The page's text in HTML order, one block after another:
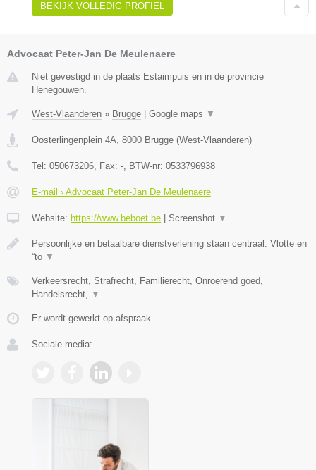
BEKIJK VOLLEDIG PROFIEL
Advocaat Peter-Jan De Meulenaere
Niet gevestigd in de plaats Estaimpuis en in de provincie
Henegouwen.
West-Vlaanderen » Brugge Google maps ▼
Oosterlingenplein 4A, 8000 Brugge (West-Vlaanderen)
Tel: 050673206, Fax: -, BTW-nr: 0533796938
E-mail › Advocaat Peter-Jan De Meulenaere
Website: https://www.beboet.be Screenshot ▼
Persoonlijke en betaalbare dienstverlening staan centraal. Vlotte en
“to ▼
Verkeersrecht, Strafrecht, Familierecht, Onroerend goed,
Handelsrecht, ▼
Er wordt gewerkt op afspraak.
Sociale media: